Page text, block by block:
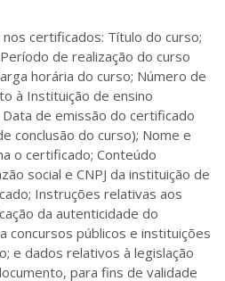
certificados: Título do curso;
de realização do curso
horária do curso; Número de
à Instituição de ensino
de emissão do certificado
conclusão do curso); Nome e
o certificado; Conteúdo
social e CNPJ da instituição de
Instruções relativas aos
da autenticidade do
concursos públicos e instituições
e dados relativos à legislação
para fins de validade